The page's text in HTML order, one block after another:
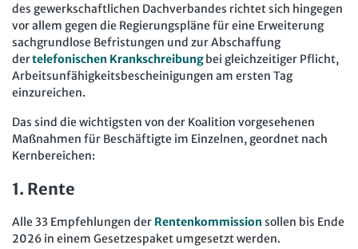
des gewerkschaftlichen Dachverbandes richtet sich hingegen
vor allem gegen die Regierungspläne für eine Erweiterung
sachgrundlose Befristungen und zur Abschaffung
dertelefonischen Krankschreibungbei gleichzeitiger Pflicht,
Arbeitsunfähigkeitsbescheinigungen am ersten Tag
einzureichen.
Das sind die wichtigsten von der Koalition vorgesehenen
Maßnahmen für Beschäftigte im Einzelnen, geordnet nach
Kernbereichen:
1. Rente
Alle 33 Empfehlungen der Rentenkommission sollen bis Ende
2026 in einem Gesetzespaket umgesetzt werden.